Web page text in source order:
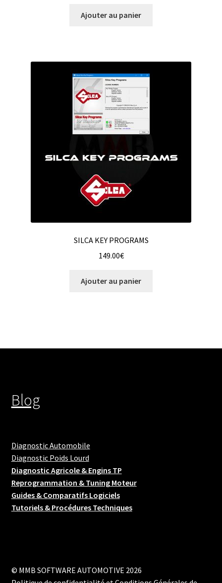
Ajouter au panier
SILCA KEY PROGRAMS
149.00€
Ajouter au panier
Blog
Diagnostic Automobile
Diagnostic Poids Lourd
Diagnostic Agricole & Engins TP
Reprogrammation & Tuning Moteur
Guides & Comparatifs Logiciels
Tutoriels & Procédures Techniques
© MMB SOFTWARE AUTOMOTIVE 2026